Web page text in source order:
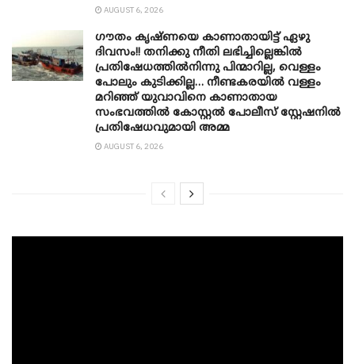
AUGUST 6, 2026
ഗൗതം കൃഷ്ണയെ കാണാതായിട്ട് ഏഴു
ദിവസം!! തനിക്കു നീതി ലഭിച്ചില്ലെങ്കിൽ
പ്രതിഷേധത്തിൽനിന്നു പിന്മാറില്ല, വെള്ളം
പോലും കുടിക്കില്ല… നീണ്ടകരയിൽ വള്ളം
മറിഞ്ഞ് യുവാവിനെ കാണാതായ
സംഭവത്തിൽ കോസ്റ്റൽ പോലീസ് സ്റ്റേഷനിൽ
പ്രതിഷേധവുമായി അമ്മ
AUGUST 6, 2026